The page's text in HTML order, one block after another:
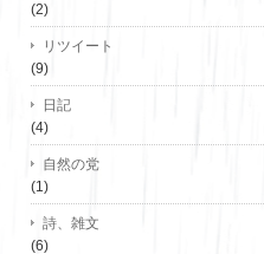
(2)
リツイート
(9)
日記
(4)
自然の党
(1)
詩、雑文
(6)